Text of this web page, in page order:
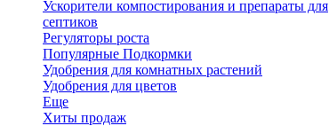
Ускорители компостирования и препараты для
септиков
Регуляторы роста
Популярные Подкормки
Удобрения для комнатных растений
Удобрения для цветов
Еще
Хиты продаж